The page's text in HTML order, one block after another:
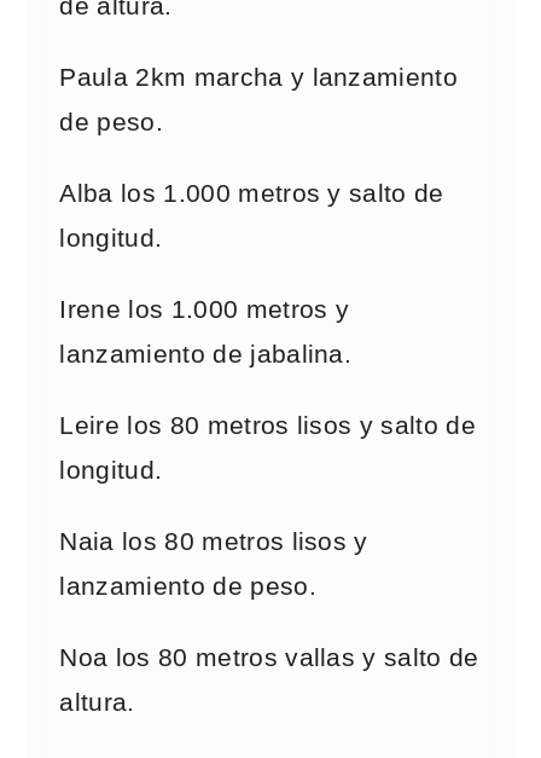
de altura.
Paula 2km marcha y lanzamiento
de peso.
Alba los 1.000 metros y salto de
longitud.
Irene los 1.000 metros y
lanzamiento de jabalina.
Leire los 80 metros lisos y salto de
longitud.
Naia los 80 metros lisos y
lanzamiento de peso.
Noa los 80 metros vallas y salto de
altura.